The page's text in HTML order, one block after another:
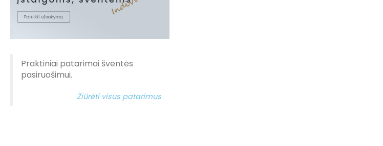
Praktiniai patarimai šventės
pasiruošimui.
Žiūrėti visus patarimus